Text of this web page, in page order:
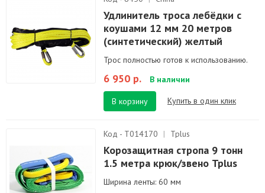
Удлинитель троса лебёдки с
коушами 12 мм 20 метров
(синтетический) желтый
Трос полностью готов к использованию.
6 950 р. В наличии
В корзину Купить в один клик
Код - T014170 | Tplus
Корозащитная стропа 9 тонн
1.5 метра крюк/звено Tplus
Ширина ленты: 60 мм